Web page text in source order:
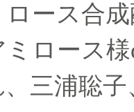
ロース合
ロース
三浦聡子